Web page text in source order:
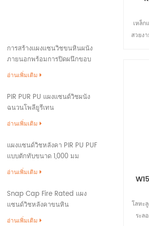
การสร้างแผงแซนวิชขนหินผนัง
ภายนอกพร้อมการปิดผนึกขอบ
PU
อ่านเพิ่มเติม
PIR PUR PU แผงแซนด์วิชผนัง
ฉนวนโพลียูรีเทน
อ่านเพิ่มเติม
แผงแซนด์วิชหลังคา PIR PU PUF
แบบตักทับขนาด 1,000 มม
อ่านเพิ่มเติม
Snap Cap Fire Rated แผง
แซนด์วิชหลังคาขนหิน
อ่านเพิ่มเติม
เหล็
สวยง
และ
กา
โลหะ
ระล